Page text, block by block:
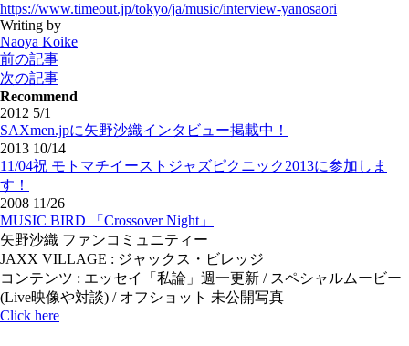
https://www.timeout.jp/tokyo/ja/music/interview-yanosaori
Writing by
Naoya Koike
投
稿
ナ
ビ
ゲ
ー
シ
ョ
ン
前の記事
次の記事
Recommend
2012 5/1
SAXmen.jpに矢野沙織インタビュー掲載中！
2013 10/14
11/04祝 モトマチイーストジャズピクニック2013に参加しま
す！
2008 11/26
MUSIC BIRD 「Crossover Night」
矢野沙織 ファンコミュニティー
JAXX VILLAGE : ジャックス・ビレッジ
コンテンツ : エッセイ「私論」週一更新 / スペシャルムービー
(Live映像や対談) / オフショット 未公開写真
Click here